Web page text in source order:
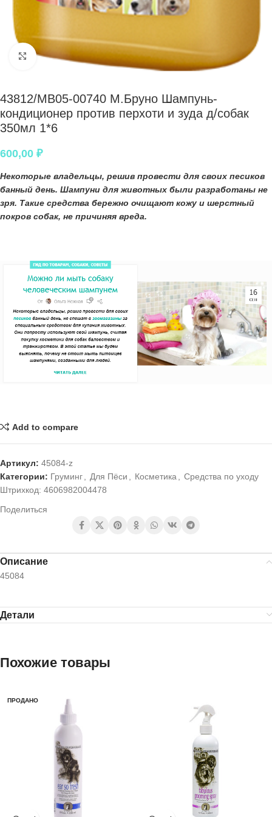
Нажмите, чтобы увеличить
43812/MB05-00740 М.Бруно Шампунь-
кондиционер против перхоти и зуда д/собак
350мл 1*6
600,00 ₽
Некоторые владельцы, решив провести для своих песиков
банный день. Шампуни для животных были разработаны не
зря. Такие средства бережно очищают кожу и шерстный
покров собак, не причиняя вреда.
Add to compare
Артикул: 45084-z
Категории: Груминг Для Пёси Косметика
Средства по уходу
Штрихкод: 4606982004478
Поделиться
Описание
45084
Детали
Похожие товары
ПРОДАНО